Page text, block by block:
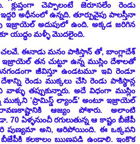
చెప్పాలంటే జెరూసలేం రెండు
అధీనంలో ఉన్నది. తూర్పువైపు పాలస్తీనా
ఇజ్రాయెల్ అదుపులో ఉంది. అక్కడ జరిగిన
యుద్ధం మళ్ళీ మొదలైంది.
ఈనాడు మనం పాకిస్తాన్ తో, బాంగ్లాదేశ్
తన చుట్టూ ఉన్న ముస్లిం దేశాలతో
జీవిస్తూ ఉండటమూ ఇవి రెండూ
రెండు ముక్కలు చేసి రెండు పాకిస్థాన్ల
తప్పుకున్నారు. అదే విధంగా ముస్లిం
'ప్రామిస్డ్ ల్యాండ్' అంటూ ఇజ్రాయెల్
రావణకాష్టానికి ఆజ్యం పోశారు. అలాంటి
ఏళ్ళనుంచీ రగులుతున్న ఆ కాష్టం బీజేపీ
పుణ్యమా అని,ఆరిపోయింది. ఈ ఒక్కపని
బీజేపీకి కలకాలం ఋణపడి ఉండాలి. ఇంకొక